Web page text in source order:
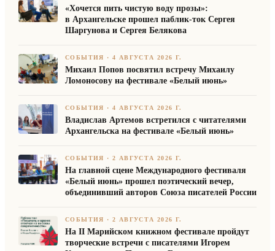
«Хочется пить чистую воду прозы»:
в Архангельске прошел паблик-ток Сергея
Шаргунова и Сергея Белякова
СОБЫТИЯ ·4 АВГУСТА 2026 Г.
Михаил Попов посвятил встречу Михаилу
Ломоносову на фестивале «Белый июнь»
СОБЫТИЯ ·4 АВГУСТА 2026 Г.
Владислав Артемов встретился с читателями
Архангельска на фестивале «Белый июнь»
СОБЫТИЯ ·2 АВГУСТА 2026 Г.
На главной сцене Международного фестиваля
«Белый июнь» прошел поэтический вечер,
объединивший авторов Союза писателей России
СОБЫТИЯ ·2 АВГУСТА 2026 Г.
На II Марийском книжном фестивале пройдут
творческие встречи с писателями Игорем